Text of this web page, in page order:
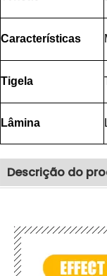
Características
Tigela
Lâmina
Descrição do